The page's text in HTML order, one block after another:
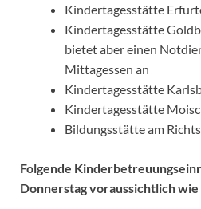
Kindertagesstätte
Kindertagesstätte
bietet aber einen
Mittagessen an
Kindertagesstätte
Kindertagesstätte
Bildungsstätte am
Folgende
Donnerstag voraussichtlich